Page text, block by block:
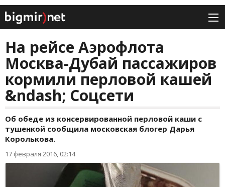
На рейсе Аэрофлота
Москва-Дубай пассажиров
кормили перловой кашей
&ndash; Соцсети
Об обеде из консервированной перловой каши с
тушенкой сообщила московская блогер Дарья
Королькова.
17 февраля 2016, 02:14